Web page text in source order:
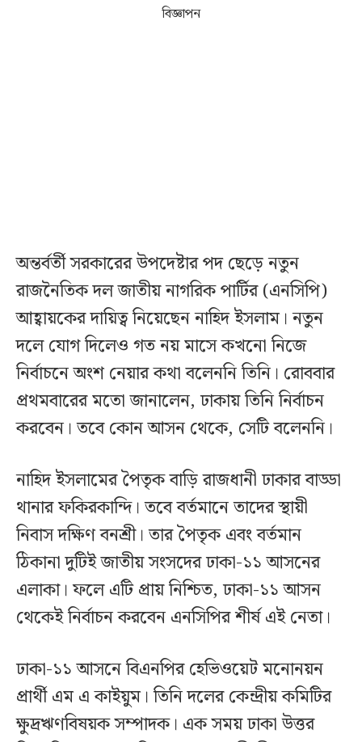
বিজ্ঞাপন
অন্তর্বর্তী সরকারের উপদেষ্টার পদ ছেড়ে নতুন
রাজনৈতিক দল জাতীয় নাগরিক পার্টির (এনসিপি)
আহ্বায়কের দায়িত্ব নিয়েছেন নাহিদ ইসলাম। নতুন
দলে যোগ দিলেও গত নয় মাসে কখনো নিজে
নির্বাচনে অংশ নেয়ার কথা বলেননি তিনি। রোববার
প্রথমবারের মতো জানালেন, ঢাকায় তিনি নির্বাচন
করবেন। তবে কোন আসন থেকে, সেটি বলেননি।
নাহিদ ইসলামের পৈতৃক বাড়ি রাজধানী ঢাকার বাড্ডা
থানার ফকিরকান্দি। তবে বর্তমানে তাদের স্থায়ী
নিবাস দক্ষিণ বনশ্রী। তার পৈতৃক এবং বর্তমান
ঠিকানা দুটিই জাতীয় সংসদের ঢাকা-১১ আসনের
এলাকা। ফলে এটি প্রায় নিশ্চিত, ঢাকা-১১ আসন
থেকেই নির্বাচন করবেন এনসিপির শীর্ষ এই নেতা।
ঢাকা-১১ আসনে বিএনপির হেভিওয়েট মনোনয়ন
প্রার্থী এম এ কাইয়ুম। তিনি দলের কেন্দ্রীয় কমিটির
ক্ষুদ্রঋণবিষয়ক সম্পাদক। এক সময় ঢাকা উত্তর